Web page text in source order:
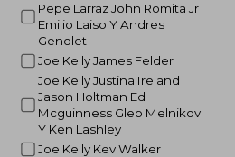
Pepe Larraz John Romita Jr
Emilio Laiso Y Andres
Genolet
Joe Kelly James Felder
Joe Kelly Justina Ireland
Jason Holtman Ed
Mcguinness Gleb Melnikov
Y Ken Lashley
Joe Kelly Kev Walker